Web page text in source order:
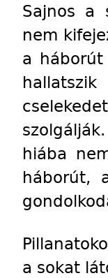
Sajnos a
nem
a
hiába
háborút,
a sokat